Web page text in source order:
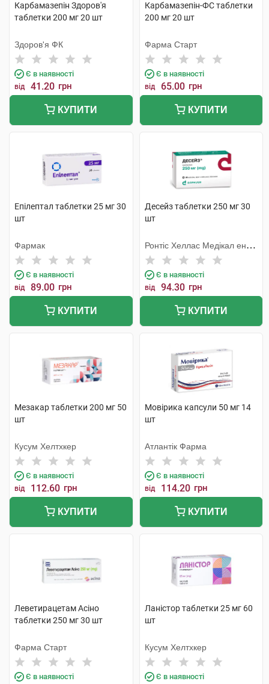
Карбамазепін Здоров'я
таблетки 200 мг 20 шт
Здоров'я ФК
Є в наявності
від 41.20 грн
КУПИТИ
Карбамазепін-ФС таблетки
200 мг 20 шт
Фарма Старт
Є в наявності
від 65.00 грн
КУПИТИ
Епілептал таблетки 25 мг 30
шт
Фармак
Є в наявності
від 89.00 грн
КУПИТИ
Десейз таблетки 250 мг 30
шт
Ронтіс Хеллас Медікал енд
Фармасьютікал Продактс
С.А.
Є в наявності
від 94.30 грн
КУПИТИ
Мезакар таблетки 200 мг 50
шт
Кусум Хелтхкер
Є в наявності
від 112.60 грн
КУПИТИ
Мовірика капсули 50 мг 14
шт
Атлантік Фарма
Є в наявності
від 114.20 грн
КУПИТИ
Леветирацетам Асіно
таблетки 250 мг 30 шт
Фарма Старт
Є в наявності
Ланістор таблетки 25 мг 60
шт
Кусум Хелтхкер
Є в наявності